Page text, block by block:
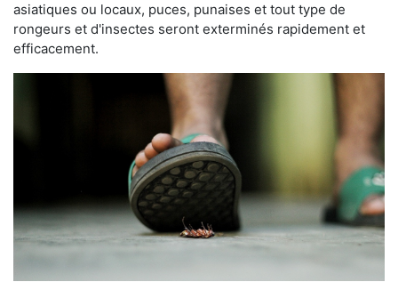
asiatiques ou locaux, puces, punaises et tout type de
rongeurs et d'insectes seront exterminés rapidement et
efficacement.